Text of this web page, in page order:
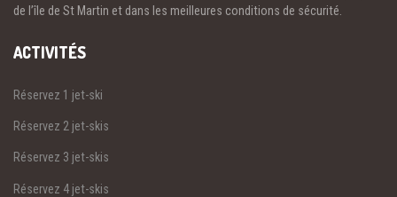
de l’île de St Martin et dans les meilleures conditions de sécurité.
ACTIVITÉS
Réservez 1 jet-ski
Réservez 2 jet-skis
Réservez 3 jet-skis
Réservez 4 jet-skis